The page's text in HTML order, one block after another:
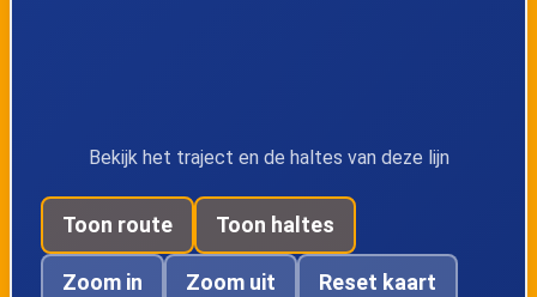
Bekijk het traject en de haltes van deze lijn
Toon route Toon haltes
Zoom in Zoom uit Reset kaart